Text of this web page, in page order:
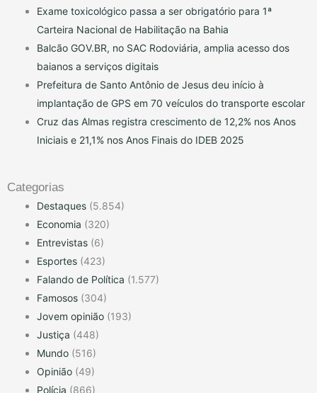
Exame toxicológico passa a ser obrigatório para 1ª
Carteira Nacional de Habilitação na Bahia
Balcão GOV.BR, no SAC Rodoviária, amplia acesso dos
baianos a serviços digitais
Prefeitura de Santo Antônio de Jesus deu início à
implantação de GPS em 70 veículos do transporte escolar
Cruz das Almas registra crescimento de 12,2% nos Anos
Iniciais e 21,1% nos Anos Finais do IDEB 2025
Categorias
Destaques (5.854)
Economia (320)
Entrevistas (6)
Esportes (423)
Falando de Política (1.577)
Famosos (304)
Jovem opinião (193)
Justiça (448)
Mundo (516)
Opinião (49)
Polícia (866)